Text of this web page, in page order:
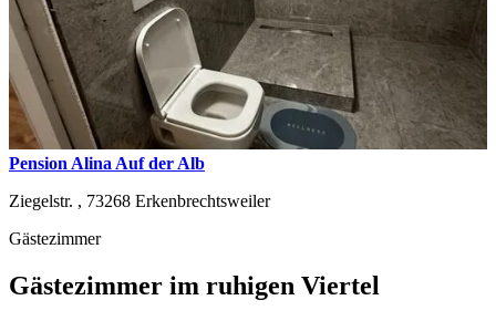
Pension Alina Auf der Alb
Ziegelstr. , 73268 Erkenbrechtsweiler
Gästezimmer
Gästezimmer im ruhigen Viertel